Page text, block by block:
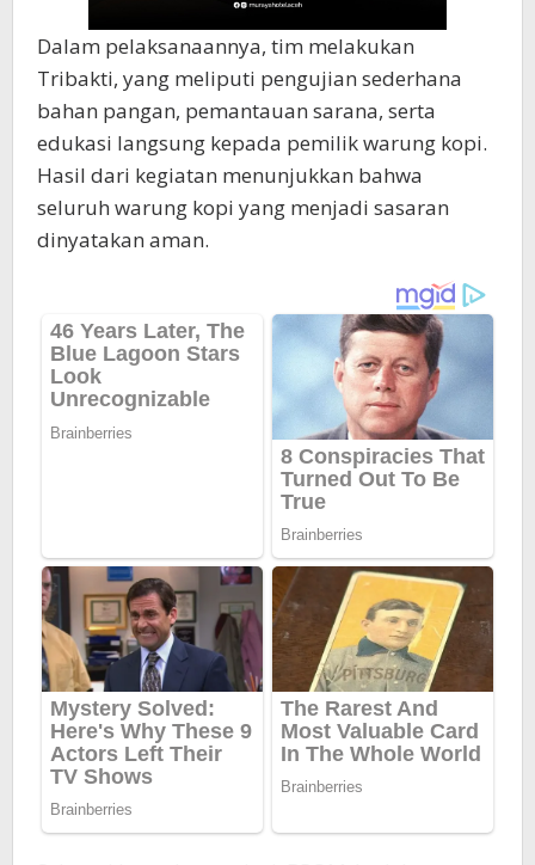
Dalam pelaksanaannya, tim melakukan
Tribakti, yang meliputi pengujian sederhana
bahan pangan, pemantauan sarana, serta
edukasi langsung kepada pemilik warung kopi.
Hasil dari kegiatan menunjukkan bahwa
seluruh warung kopi yang menjadi sasaran
dinyatakan aman.